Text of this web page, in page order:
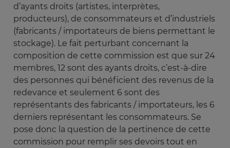
d’ayants droits (artistes, interprètes,
producteurs), de consommateurs et d’industriels
(fabricants / importateurs de biens permettant le
stockage). Le fait perturbant concernant la
composition de cette commission est que sur 24
membres, 12 sont des ayants droits, c’est-à-dire
des personnes qui bénéficient des revenus de la
redevance et seulement 6 sont des
représentants des fabricants / importateurs, les 6
derniers représentant les consommateurs. Se
pose donc la question de la pertinence de cette
commission pour remplir ses devoirs tout en